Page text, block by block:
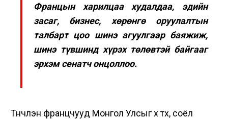
Францын харилцаа худалдаа, эдийн
засаг, бизнес, хөрөнгө оруулалтын
талбарт цоо шинэ агуулгаар баяжиж,
шинэ түвшинд хүрэх төлөвтэй байгааг
эрхэм сенатч онцоллоо.
Түүнчлэн францчууд Монгол Улсыг үүх түүх, соёл